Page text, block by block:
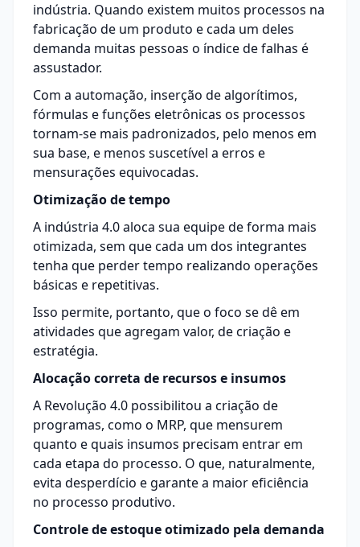
indústria. Quando existem muitos processos na
fabricação de um produto e cada um deles
demanda muitas pessoas o índice de falhas é
assustador.
Com a automação, inserção de algorítimos,
fórmulas e funções eletrônicas os processos
tornam-se mais padronizados, pelo menos em
sua base, e menos suscetível a erros e
mensurações equivocadas.
Otimização de tempo
A indústria 4.0 aloca sua equipe de forma mais
otimizada, sem que cada um dos integrantes
tenha que perder tempo realizando operações
básicas e repetitivas.
Isso permite, portanto, que o foco se dê em
atividades que agregam valor, de criação e
estratégia.
Alocação correta de recursos e insumos
A Revolução 4.0 possibilitou a criação de
programas, como o MRP, que mensurem
quanto e quais insumos precisam entrar em
cada etapa do processo. O que, naturalmente,
evita desperdício e garante a maior eficiência
no processo produtivo.
Controle de estoque otimizado pela demanda